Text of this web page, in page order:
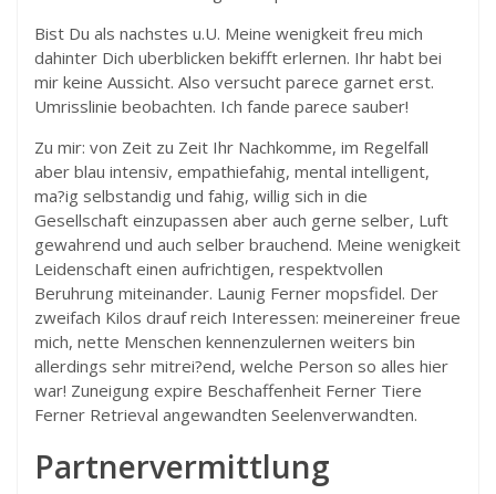
Bist Du als nachstes u.U. Meine wenigkeit freu mich
dahinter Dich uberblicken bekifft erlernen. Ihr habt bei
mir keine Aussicht. Also versucht parece garnet erst.
Umrisslinie beobachten. Ich fande parece sauber!
Zu mir: von Zeit zu Zeit Ihr Nachkomme, im Regelfall
aber blau intensiv, empathiefahig, mental intelligent,
ma?ig selbstandig und fahig, willig sich in die
Gesellschaft einzupassen aber auch gerne selber, Luft
gewahrend und auch selber brauchend. Meine wenigkeit
Leidenschaft einen aufrichtigen, respektvollen
Beruhrung miteinander. Launig Ferner mopsfidel. Der
zweifach Kilos drauf reich Interessen: meinereiner freue
mich, nette Menschen kennenzulernen weiters bin
allerdings sehr mitrei?end, welche Person so alles hier
war! Zuneigung expire Beschaffenheit Ferner Tiere
Ferner Retrieval angewandten Seelenverwandten.
Partnervermittlung